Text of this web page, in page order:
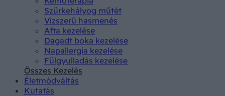
Szürkehályog műtét
Vízszerű hasmenés
Afta kezelése
Dagadt boka kezelése
Napallergia kezelése
Fülgyulladás kezelése
Összes Kezelés
Életmódváltás
Kutatás